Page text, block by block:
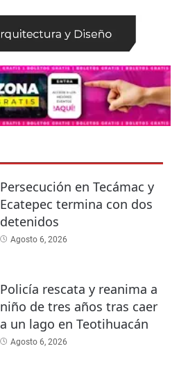
Persecución en Tecámac y
Ecatepec termina con dos
detenidos
Agosto 6, 2026
Policía rescata y reanima a
niño de tres años tras caer
a un lago en Teotihuacán
Agosto 6, 2026